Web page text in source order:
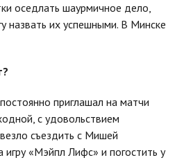
оседлать шаурмичное дело,
назвать их успешными. В Минске
приглашал на матчи
с удовольствием
съездить с Мишей
игру «Мэйпл Лифс» и погостить у